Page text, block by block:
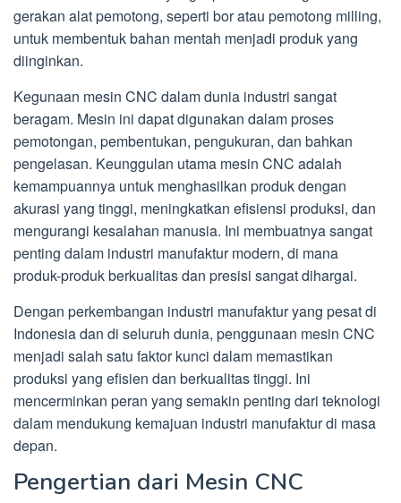
gerakan alat pemotong, seperti bor atau pemotong milling,
untuk membentuk bahan mentah menjadi produk yang
diinginkan.
Kegunaan mesin CNC dalam dunia industri sangat
beragam. Mesin ini dapat digunakan dalam proses
pemotongan, pembentukan, pengukuran, dan bahkan
pengelasan. Keunggulan utama mesin CNC adalah
kemampuannya untuk menghasilkan produk dengan
akurasi yang tinggi, meningkatkan efisiensi produksi, dan
mengurangi kesalahan manusia. Ini membuatnya sangat
penting dalam industri manufaktur modern, di mana
produk-produk berkualitas dan presisi sangat dihargai.
Dengan perkembangan industri manufaktur yang pesat di
Indonesia dan di seluruh dunia, penggunaan mesin CNC
menjadi salah satu faktor kunci dalam memastikan
produksi yang efisien dan berkualitas tinggi. Ini
mencerminkan peran yang semakin penting dari teknologi
dalam mendukung kemajuan industri manufaktur di masa
depan.
Pengertian dari Mesin CNC